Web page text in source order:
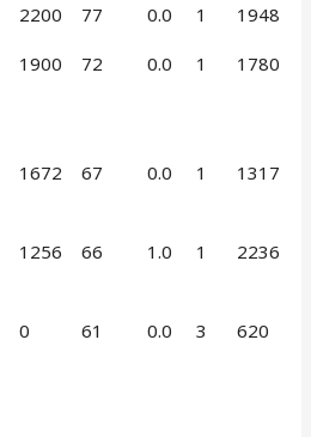
2200 77 0.0 1 1948
1900 72 0.0 1 1780
1672 67 0.0 1 1317
1256 66 1.0 1 2236
0 61 0.0 3 620